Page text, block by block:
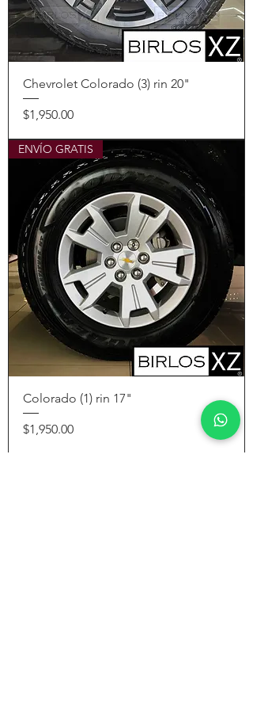
Chevrolet Colorado (3) rin 20"
Precio
$1,950.00
ENVÍO GRATIS
Colorado (1) rin 17"
Precio
$1,950.00